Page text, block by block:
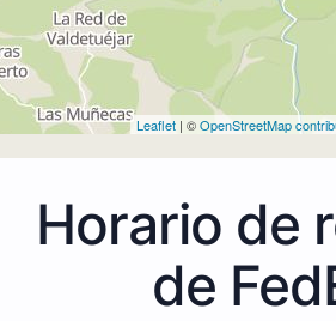
Leaflet | ©OpenStreetMap
Horario de
de